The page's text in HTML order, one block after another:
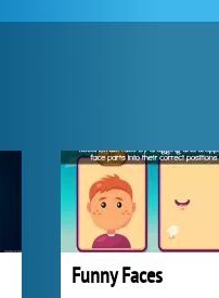
Funny Faces